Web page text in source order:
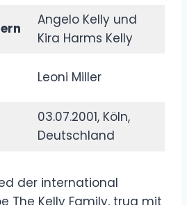
Angelo Kelly und
Kira Harms Kelly
Leoni Miller
03.07.2001, Köln,
Deutschland
der international
The Kelly Family, trug mit